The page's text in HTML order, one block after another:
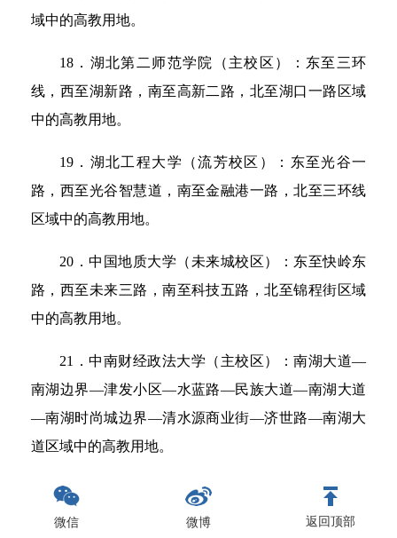
域中的高教用地。
18．湖北第二师范学院（主校区）：东至三环
线，西至湖新路，南至高新二路，北至湖口一路区域
中的高教用地。
19．湖北工程大学（流芳校区）：东至光谷一
路，西至光谷智慧道，南至金融港一路，北至三环线
区域中的高教用地。
20．中国地质大学（未来城校区）：东至快岭东
路，西至未来三路，南至科技五路，北至锦程街区域
中的高教用地。
21．中南财经政法大学（主校区）：南湖大道—
南湖边界—津发小区—水蓝路—民族大道—南湖大道
—南湖时尚城边界—清水源商业街—济世路—南湖大
道区域中的高教用地。
22．九真山森林公园：九真山北坡山脚以南，沪
蓉国道以北，中原村以西，桐山头村以东的区域，包